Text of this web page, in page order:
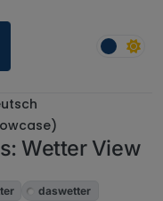
Wetter View
daswetter